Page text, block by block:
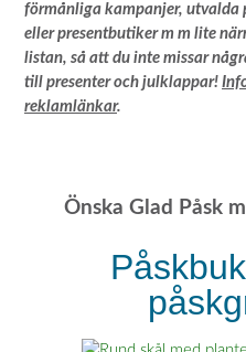
förmånliga kampanjer, utvalda
eller presentbutiker m m lite
listan, så att du inte missar
till presenter och julklappar!
reklamlänkar.
Önska Glad Påsk